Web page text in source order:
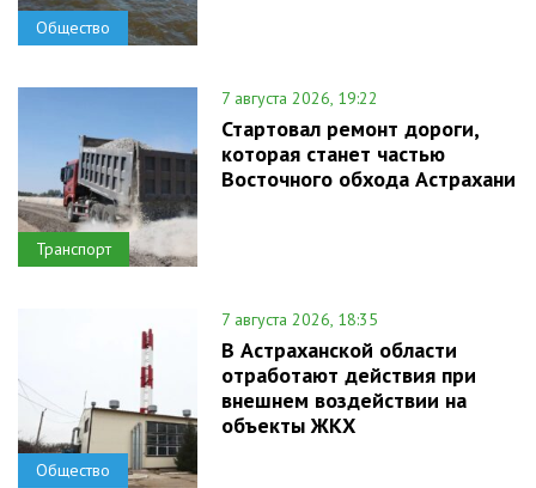
Общество
Транспорт
7 августа 2026, 19:22
Стартовал ремонт дороги,
которая станет частью
Восточного обхода Астрахани
Общество
7 августа 2026, 18:35
В Астраханской области
отработают действия при
внешнем воздействии на
объекты ЖКХ